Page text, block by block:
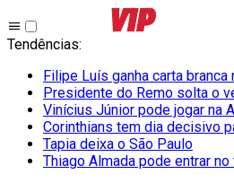
Tendências:
Filipe Luís ganha carta branca
Presidente do Remo solta o
Vinícius Júnior pode jogar na
Corinthians tem dia decisivo
Tapia deixa o São Paulo
Thiago Almada pode entrar no